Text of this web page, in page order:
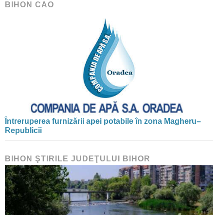
BIHON CAO
Întreruperea furnizării apei potabile în zona Magheru–
Republicii
BIHON ŞTIRILE JUDEŢULUI BIHOR